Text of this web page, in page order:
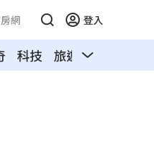
網 登入
科技 旅遊 汽車